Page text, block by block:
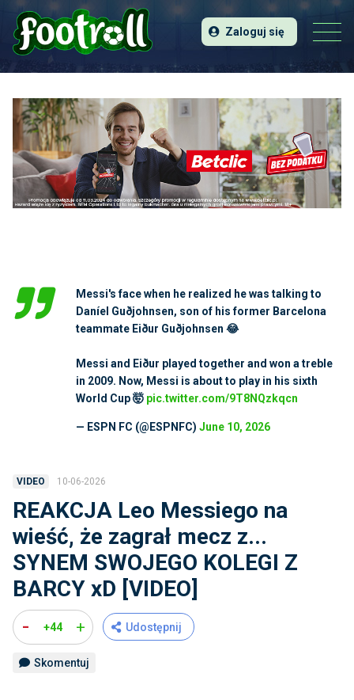
Zaloguj się
Messi's face when he realized he was talking to
Daníel Guðjohnsen, son of his former Barcelona
teammate Eiður Guðjohnsen 😂
Messi and Eiður played together and won a treble
in 2009. Now, Messi is about to play in his sixth
World Cup 🤯 pic.twitter.com/9T8NQzkqcn
— ESPN FC (@ESPNFC) June 10, 2026
VIDEO 10-06-2026
REAKCJA Leo Messiego na
wieść, że zagrał mecz z...
SYNEM SWOJEGO KOLEGI Z
BARCY xD [VIDEO]
- +44 + Udostępnij
Skomentuj